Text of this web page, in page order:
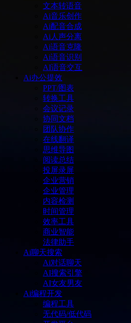
文本转语音
Ai音乐创作
Ai配音合成
Ai人声分离
Ai语音克隆
Ai语音识别
AI语音交互
Ai办公提效
PPT/图表
转换工具
会议记录
协同文档
团队协作
在线翻译
思维导图
阅读总结
投屏录屏
企业营销
企业管理
内容检测
时间管理
效率工具
商业智能
法律助手
Ai聊天搜索
Ai对话聊天
AI搜索引擎
AI女友男友
Ai编程开发
编程工具
无代码/低代码